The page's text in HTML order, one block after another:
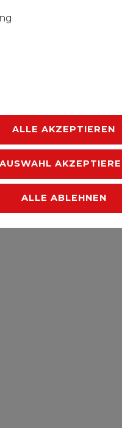
ALLE AKZEPTIEREN
AUSWAHL
ALLE ABLEHNEN